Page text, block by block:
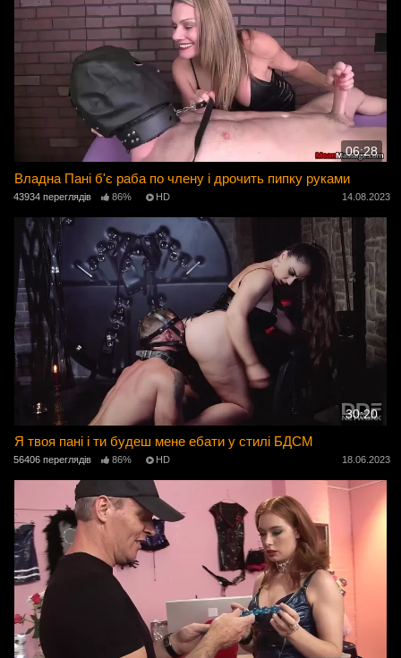
06:28
Владна Пані б'є раба по члену і дрочить пипку руками
43934 переглядів 86% HD 14.08.2023
30:20
Я твоя пані і ти будеш мене ебати у стилі БДСМ
56406 переглядів 86% HD 18.06.2023